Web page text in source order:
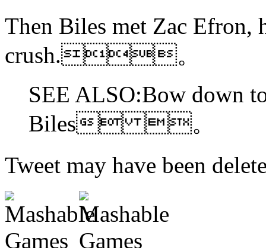
Then Biles met Zac Efron,
crush.。
SEE ALSO:Bow down
Biles 。
Tweet may have been